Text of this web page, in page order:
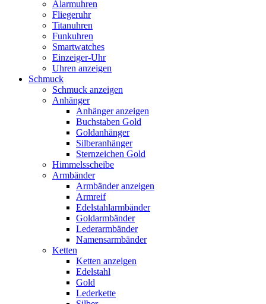
Alarmuhren
Fliegeruhr
Titanuhren
Funkuhren
Smartwatches
Einzeiger-Uhr
Uhren anzeigen
Schmuck
Schmuck anzeigen
Anhänger
Anhänger anzeigen
Buchstaben Gold
Goldanhänger
Silberanhänger
Sternzeichen Gold
Himmelsscheibe
Armbänder
Armbänder anzeigen
Armreif
Edelstahlarmbänder
Goldarmbänder
Lederarmbänder
Namensarmbänder
Ketten
Ketten anzeigen
Edelstahl
Gold
Lederkette